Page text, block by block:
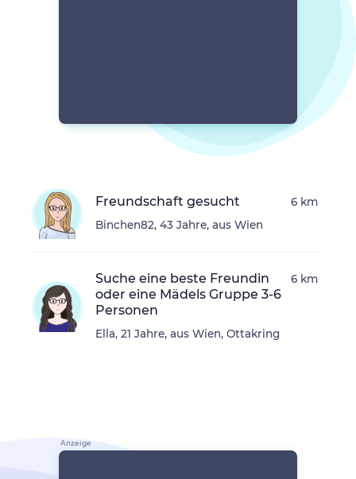
Freundschaft gesucht
Binchen82, 43 Jahre, aus Wien
6 km
Suche eine beste Freundin
oder eine Mädels Gruppe 3-6
Personen
Ella, 21 Jahre, aus Wien, Ottakring
6 km